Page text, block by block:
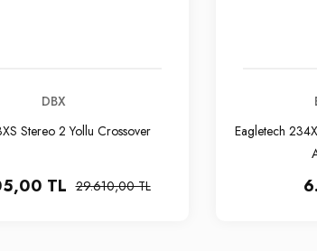
DBX
Stereo 2 Yollu Crossover
TL 29.610,00 TL
Eagletech